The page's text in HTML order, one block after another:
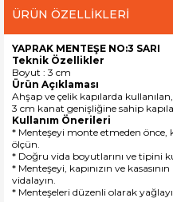
ÜRÜN ÖZELLIKLERI
YAPRAK MENTEŞE NO:3 SARI
Teknik Özellikler
Boyut : 3 cm
Ürün Açıklaması
Ahşap ve çelik kapılarda
3 cm kanat genişliğine sahip
Kullanım Önerileri
* Menteşeyi monte etmeden önce,
ölçün.
* Doğru vida boyutlarını ve tipini
* Menteşeyi, kapınızın ve
vidalayın.
* Menteşeleri düzenli olarak